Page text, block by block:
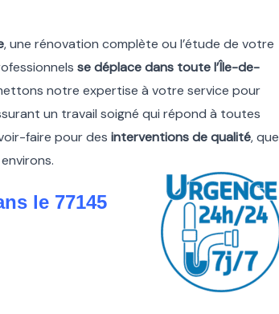
, une rénovation complète ou l’étude de votre
se déplace dans toute l’Île-de-
notre expertise à votre service pour
un travail soigné qui répond à toutes
faire pour des interventions de qualité, que
le 77145